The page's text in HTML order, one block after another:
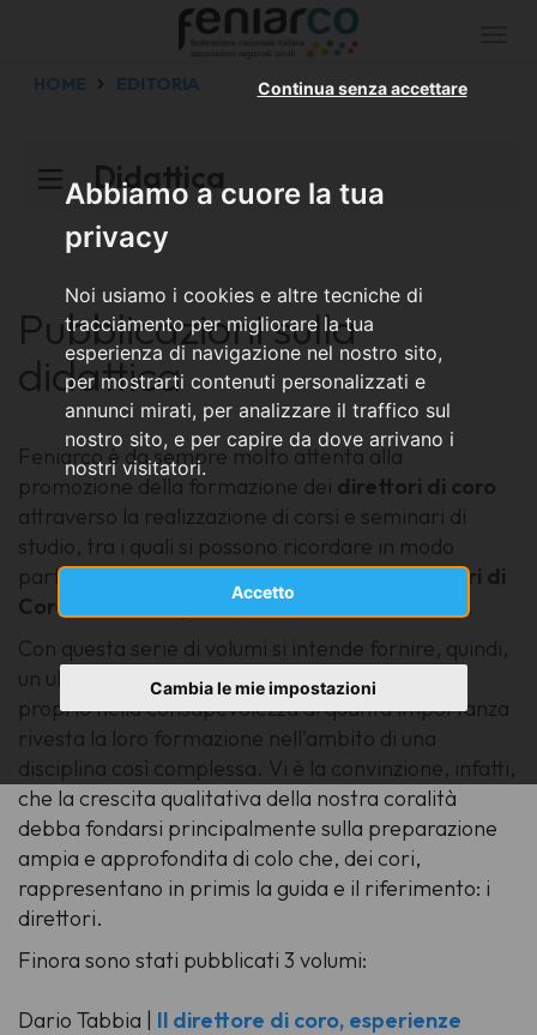
Abbiamo a cuore la tua
privacy
Noi usiamo i cookies e altre tecniche di
tracciamento per migliorare la tua
esperienza di navigazione nel nostro sito,
per mostrarti contenuti personalizzati e
annunci mirati, per analizzare il traffico sul
nostro sito, e per capire da dove arrivano i
nostri visitatori.
Accetto
Continua senza accettare
Cambia le mie impostazioni
HOME EDITORIA
Didattica
Pubblicazioni sulla
didattica
Feniarco è da sempre molto attenta alla
promozione della formazione dei direttori di coro
attraverso la realizzazione di corsi e seminari di
studio, tra i quali si possono ricordare in modo
particolare l'Accademia Europea per Direttori di
Coro a Fano
e il percorso formativo
.
Con questa serie di volumi si intende fornire, quindi,
un ulteriore ausilio pratico ai direttori di coro,
proprio nella consapevolezza di quanta importanza
rivesta la loro formazione nell'ambito di una
disciplina così complessa. Vi è la convinzione, infatti,
che la crescita qualitativa della nostra coralità
debba fondarsi principalmente sulla preparazione
ampia e approfondita di colo che, dei cori,
rappresentano in primis la guida e il riferimento: i
direttori.
Finora sono stati pubblicati 3 volumi:
Dario Tabbia | Il direttore di coro, esperienze